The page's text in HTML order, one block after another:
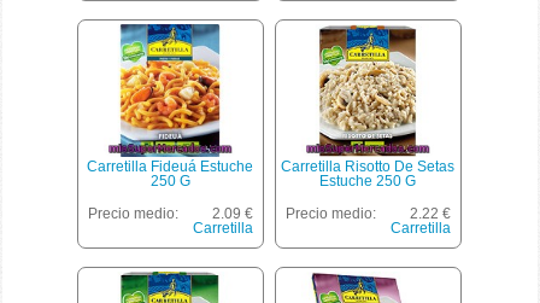
Carretilla Fideuá Estuche
250 G
Precio medio:
2.09 €
Carretilla
Carretilla Risotto De Setas
Estuche 250 G
Precio medio:
2.22 €
Carretilla